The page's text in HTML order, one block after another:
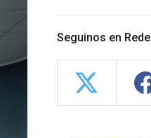
Seguinos en